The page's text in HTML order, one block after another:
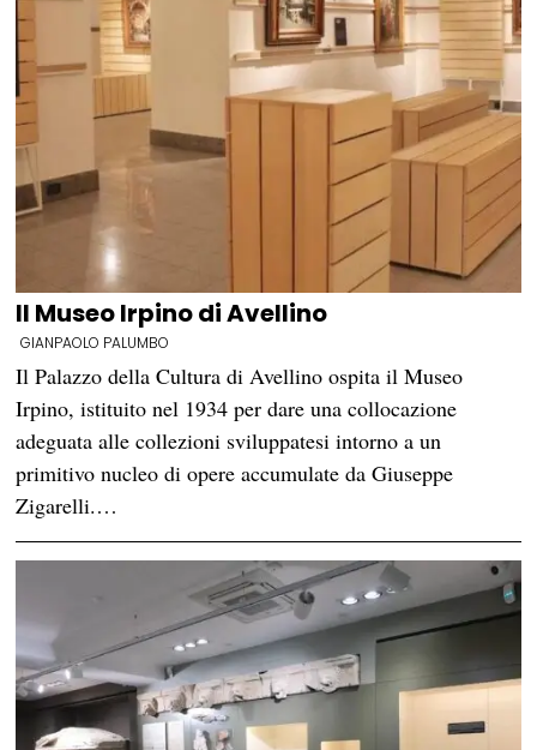
Il Museo Irpino di Avellino
GIANPAOLO PALUMBO
Il Palazzo della Cultura di Avellino ospita il Museo
Irpino, istituito nel 1934 per dare una collocazione
adeguata alle collezioni sviluppatesi intorno a un
primitivo nucleo di opere accumulate da Giuseppe
Zigarelli.…